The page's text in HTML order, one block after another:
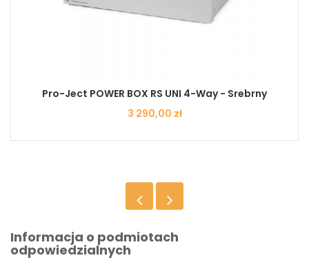
Pro-Ject POWER BOX RS UNI 4-Way - Srebrny
Cena
3 290,00 zł
Informacja o podmiotach
odpowiedzialnych